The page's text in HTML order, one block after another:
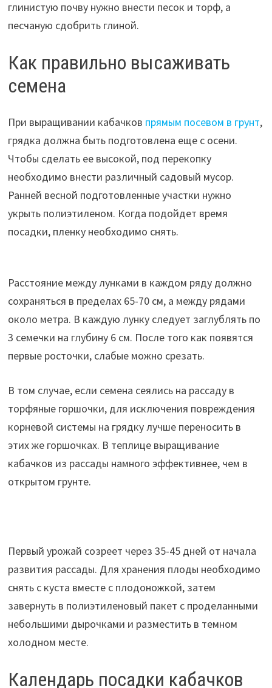
глинистую почву нужно внести песок и торф, а
песчаную сдобрить глиной.
Как правильно высаживать
семена
При выращивании кабачков прямым посевом в грунт,
грядка должна быть подготовлена еще с осени.
Чтобы сделать ее высокой, под перекопку
необходимо внести различный садовый мусор.
Ранней весной подготовленные участки нужно
укрыть полиэтиленом. Когда подойдет время
посадки, пленку необходимо снять.
Расстояние между лунками в каждом ряду должно
сохраняться в пределах 65-70 см, а между рядами
около метра. В каждую лунку следует заглублять по
3 семечки на глубину 6 см. После того как появятся
первые росточки, слабые можно срезать.
В том случае, если семена сеялись на рассаду в
торфяные горшочки, для исключения повреждения
корневой системы на грядку лучше переносить в
этих же горшочках. В теплице выращивание
кабачков из рассады намного эффективнее, чем в
открытом грунте.
Первый урожай созреет через 35-45 дней от начала
развития рассады. Для хранения плоды необходимо
снять с куста вместе с плодоножкой, затем
завернуть в полиэтиленовый пакет с проделанными
небольшими дырочками и разместить в темном
холодном месте.
Календарь посадки кабачков